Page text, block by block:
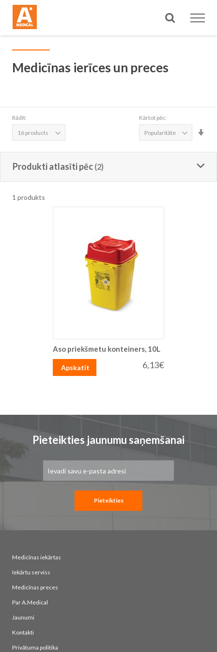
Meklēt
Medicīnas ierīces un preces
Rādīt: Kārtot pēc:
Produkti atlasīti pēc
1 produkts
Aso priekšmetu konteiners, 10L
6,13€
Apskatīt
Pieteikties jaunumu saņemšanai
saņemšanai:
Pieteikties
Medicīnas iekārtas
Iekārtu serviss
Medicīnas preces
Par A.Medical
Jaunumi
Kontakti
Privātuma politika